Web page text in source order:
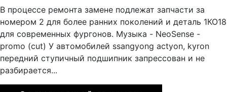
В процессе ремонта замене подлежат запчасти за
номером 2 для более ранних поколений и деталь 1КО18
для современных фургонов. Музыка - NeoSense -
promo (cut) У автомобилей ssangyong actyon, kyron
передний ступичный подшипник запрессован и не
разбирается...